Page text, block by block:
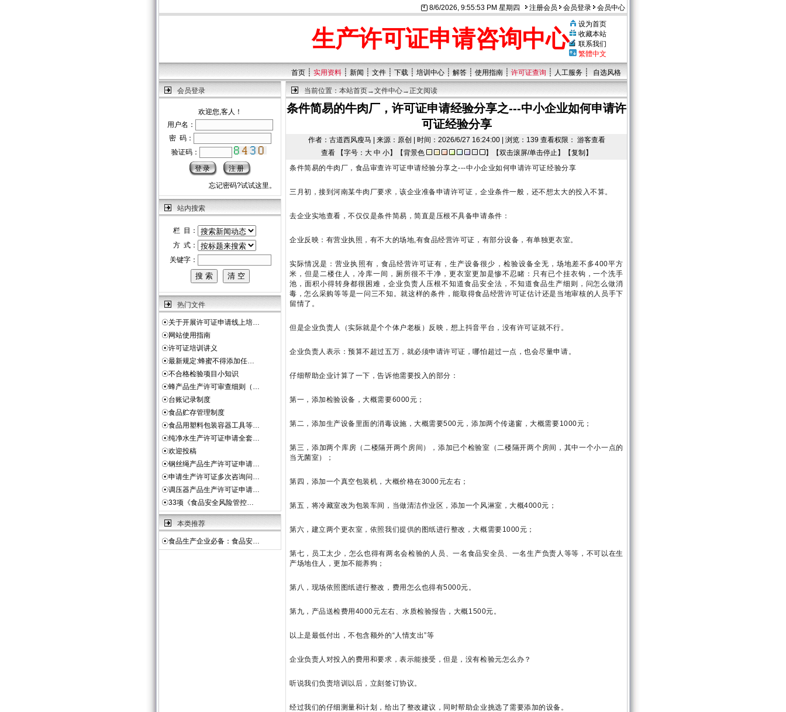
8/6/2026, 9:55:54 PM 星期四 注册会员 会员登录 会员中心
生产许可证申请咨询中心
设为首页
收藏本站
联系我们
繁體中文
首页 ┊ 实用资料 ┊ 新闻 ┊ 文件 ┊ 下载 ┊ 培训中心 ┊ 解答 ┊ 使用指南 ┊ 许可证查询 ┊ 人工服务 ┊ 自选风格
会员登录
欢迎您,客人！
用户名：
密 码：
验证码：
忘记密码?试试这里。
站内搜索
栏 目：
方 式：
关键字：
热门文件
☉关于开展许可证申请线上培…
☉网站使用指南
☉许可证培训讲义
☉最新规定:蜂蜜不得添加任…
☉不合格检验项目小知识
☉蜂产品生产许可审查细则（…
☉台账记录制度
☉食品贮存管理制度
☉食品用塑料包装容器工具等…
☉纯净水生产许可证申请全套…
☉欢迎投稿
☉钢丝绳产品生产许可证申请…
☉申请生产许可证多次咨询问…
☉调压器产品生产许可证申请…
☉33项《食品安全风险管控…
本类推荐
☉食品生产企业必备：食品安…
当前位置： 本站首页→文件中心→正文阅读
条件简易的牛肉厂，许可证申请经验分享之---中小企业如何申请许
可证经验分享
作者：古道西风瘦马 | 来源：原创 | 时间：2026/6/27 16:24:00 | 浏览：139 查看权限： 游客查看
查看 【字号： 大 中 小】【背景色 】【双击滚屏/单击停止】【复制 】
条件简易的牛肉厂，食品审查许可证申请经验分享之---中小企业如何申请许可证经验分享
三月初，接到河南某牛肉厂要求，该企业准备申请许可证，企业条件一般，还不想太大的投入不算。
去企业实地查看，不仅仅是条件简易，简直是压根不具备申请条件：
企业反映：有营业执照，有不大的场地,有食品经营许可证，有部分设备，有单独更衣室。
实际情况是：营业执照有，食品经营许可证有，生产设备很少，检验设备全无，场地差不多400平方
米，但是二楼住人，冷库一间，厕所很不干净，更衣室更加是惨不忍睹：只有已个挂衣钩，一个洗手
池，面积小得转身都很困难，企业负责人压根不知道食品安全法，不知道食品生产细则，问怎么做消
毒，怎么采购等等是一问三不知。就这样的条件，能取得食品经营许可证估计还是当地审核的人员手下
留情了。
但是企业负责人（实际就是个个体户老板）反映，想上抖音平台，没有许可证就不行。
企业负责人表示：预算不超过五万，就必须申请许可证，哪怕超过一点，也会尽量申请。
仔细帮助企业计算了一下，告诉他需要投入的部分：
第一，添加检验设备，大概需要6000元；
第二，添加生产设备里面的消毒设施，大概需要500元，添加两个传递窗，大概需要1000元；
第三，添加两个库房（二楼隔开两个房间），添加已个检验室（二楼隔开两个房间，其中一个小一点的
当无菌室）；
第四，添加一个真空包装机，大概价格在3000元左右；
第五，将冷藏室改为包装车间，当做清洁作业区，添加一个风淋室，大概4000元；
第六，建立两个更衣室，依照我们提供的图纸进行整改，大概需要1000元；
第七，员工太少，怎么也得有两名会检验的人员、一名食品安全员、一名生产负责人等等，不可以在生
产场地住人，更加不能养狗；
第八，现场依照图纸进行整改，费用怎么也得有5000元。
第九，产品送检费用4000元左右、水质检验报告，大概1500元。
以上是最低付出，不包含额外的“人情支出”等
企业负责人对投入的费用和要求，表示能接受，但是，没有检验元怎么办？
听说我们负责培训以后，立刻签订协议。
经过我们的仔细测量和计划，给出了整改建议，同时帮助企业挑选了需要添加的设备。